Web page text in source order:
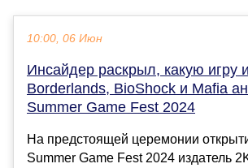
10:00, 06 Июн
Инсайдер раскрыл, какую игру
Borderlands, BioShock и Mafia
Summer Game Fest 2024
На предстоящей церемонии
Summer Game Fest 2024 издатель